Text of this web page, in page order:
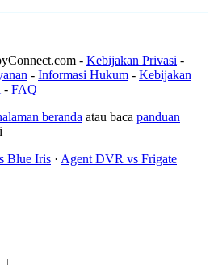
- Kebijakan Privasi -
- Informasi Hukum - Kebijakan
- FAQ
beranda atau baca panduan
Blue Iris · Agent DVR vs Frigate